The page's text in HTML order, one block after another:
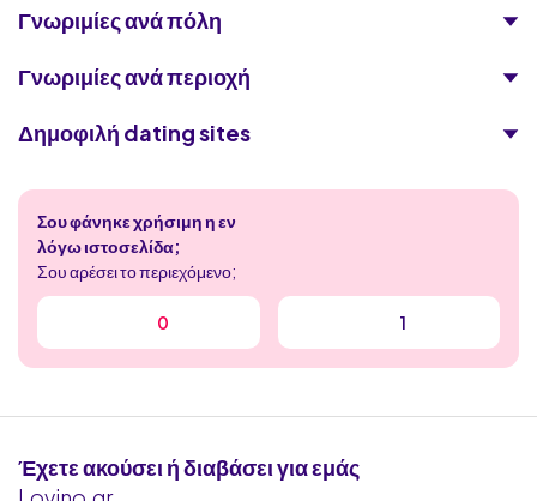
Γνωριμίες ανά πόλη
Γνωριμίες ανά περιοχή
Δημοφιλή dating sites
C-Date
Lust
Φίλοι με Προνόμια
Badoo
MilfChat
Σου φάνηκε χρήσιμη η εν
λόγω ιστοσελίδα;
Σου αρέσει το περιεχόμενο;
0 1
Έχετε ακούσει ή διαβάσει για εμάς